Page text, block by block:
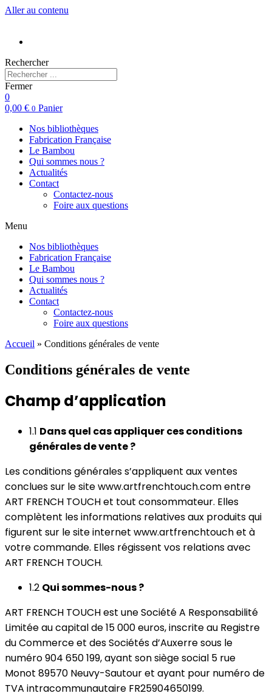
Aller au contenu
Rechercher
Fermer
0
0,00 € 0 Panier
Nos bibliothèques
Fabrication Française
Le Bambou
Qui sommes nous ?
Actualités
Contact
Contactez-nous
Foire aux questions
Menu
Nos bibliothèques
Fabrication Française
Le Bambou
Qui sommes nous ?
Actualités
Contact
Contactez-nous
Foire aux questions
Accueil » Conditions générales de vente
Conditions générales de vente
Champ d’application
1.1 Dans quel cas appliquer ces conditions
générales de vente ?
Les conditions générales s’appliquent aux ventes
conclues sur le site www.artfrenchtouch.com entre
ART FRENCH TOUCH et tout consommateur. Elles
complètent les informations relatives aux produits qui
figurent sur le site internet www.artfrenchtouch et à
votre commande. Elles régissent vos relations avec
ART FRENCH TOUCH.
1.2 Qui sommes-nous ?
ART FRENCH TOUCH est une Société A Responsabilité
Limitée au capital de 15 000 euros, inscrite au Registre
du Commerce et des Sociétés d’Auxerre sous le
numéro 904 650 199, ayant son siège social 5 rue
Monot 89570 Neuvy-Sautour et ayant pour numéro de
TVA intracommunautaire FR25904650199.